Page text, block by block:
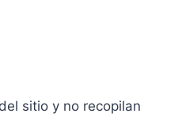
sitio y no recopilan